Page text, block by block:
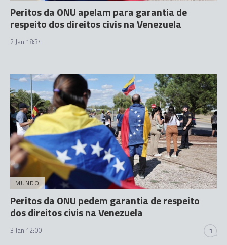
Peritos da ONU apelam para garantia de
respeito dos direitos civis na Venezuela
2 Jan 18:34
MUNDO
Peritos da ONU pedem garantia de respeito
dos direitos civis na Venezuela
3 Jan 12:00 1